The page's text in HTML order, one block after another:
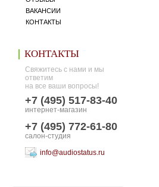
ВАКАНСИИ
КОНТАКТЫ
КОНТАКТЫ
Свяжитесь с нами и мы
ответим
на все ваши вопросы!
+7 (495) 517-83-40
интернет-магазин
+7 (495) 772-61-80
салон-студия
info@audiostatus.ru